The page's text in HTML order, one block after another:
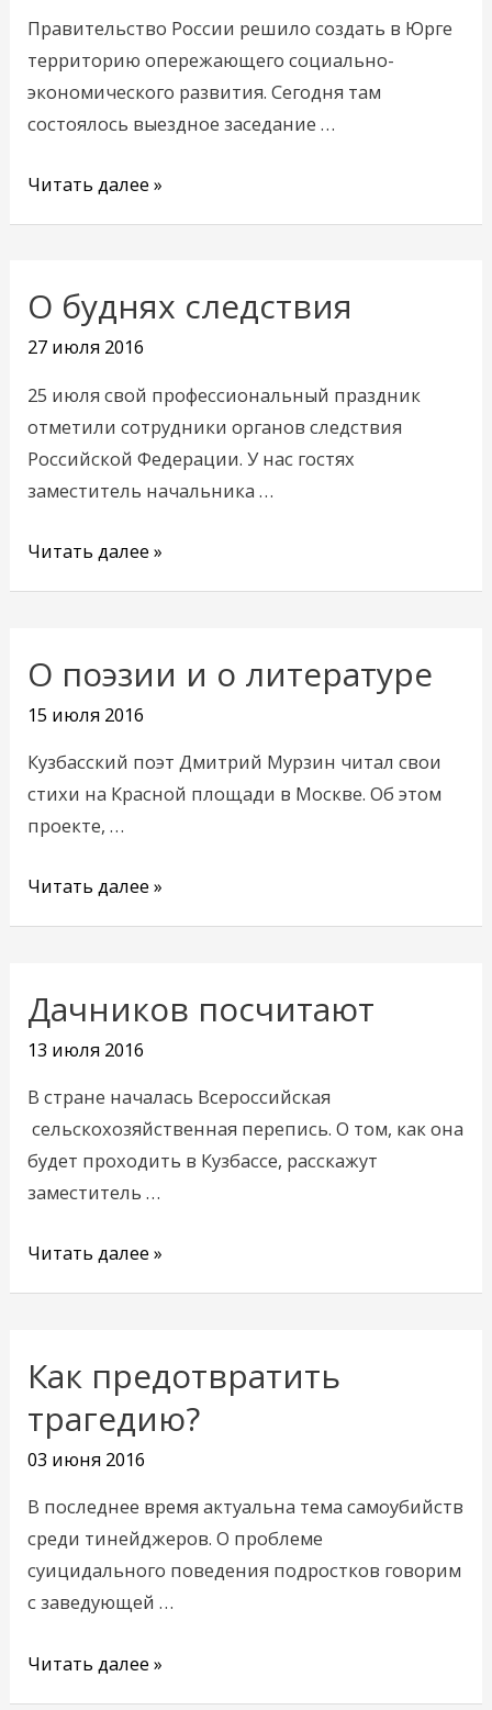
Правительство России решило создать в Юрге
территорию опережающего социально-
экономического развития. Сегодня там
состоялось выездное заседание …
развития
Читать далее »
О буднях следствия
27 июля 2016
25 июля свой профессиональный праздник
отметили сотрудники органов следствия
Российской Федерации. У нас гостях
заместитель начальника …
О
буднях
Читать далее »
О поэзии и о литературе
15 июля 2016
Кузбасский поэт Дмитрий Мурзин читал свои
стихи на Красной площади в Москве. Об этом
проекте, …
О
о
литературе
Читать далее »
Дачников посчитают
13 июля 2016
В стране началась Всероссийская
сельскохозяйственная перепись. О том, как она
будет проходить в Кузбассе, расскажут
заместитель …
Дачников
посчитают
Читать далее »
Как предотвратить
трагедию?
03 июня 2016
В последнее время актуальна тема самоубийств
среди тинейджеров. О проблеме
суицидального поведения подростков говорим
с заведующей …
Как
предотвратить
трагедию?
Читать далее »